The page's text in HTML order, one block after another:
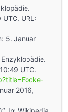
URL:
5. Januar
Enzyklopädie.
UTC.
2016,